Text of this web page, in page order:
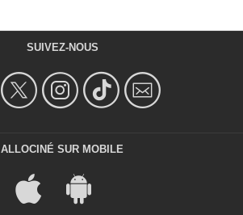
SUIVEZ-NOUS
ALLOCINÉ SUR MOBILE